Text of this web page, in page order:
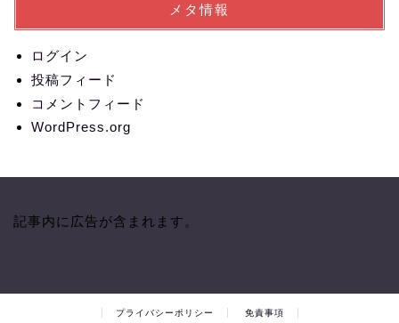
メタ情報
ログイン
投稿フィード
コメントフィード
WordPress.org
記事内に広告が含まれます。
プライバシーポリシー 免責事項